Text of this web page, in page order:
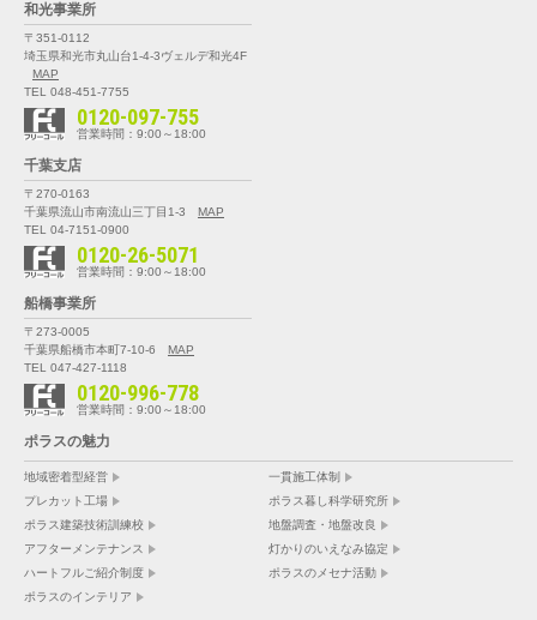
和光事業所
〒351-0112
埼玉県和光市丸山台1-4-3ヴェルデ和光4F
MAP
TEL 048-451-7755
0120-097-755
営業時間：9:00～18:00
千葉支店
〒270-0163
千葉県流山市南流山三丁目1-3
MAP
TEL 04-7151-0900
0120-26-5071
営業時間：9:00～18:00
船橋事業所
〒273-0005
千葉県船橋市本町7-10-6
MAP
TEL 047-427-1118
0120-996-778
営業時間：9:00～18:00
ポラスの魅力
地域密着型経営
一貫施工体制
プレカット工場
ポラス暮し科学研究所
ポラス建築技術訓練校
地盤調査・地盤改良
アフターメンテナンス
灯かりのいえなみ協定
ハートフルご紹介制度
ポラスのメセナ活動
ポラスのインテリア